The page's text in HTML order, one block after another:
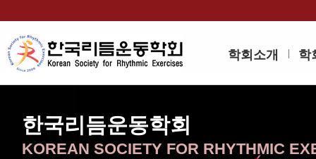
학회소개 학
한국리듬운동학회
KOREAN SOCIETY FOR RHYTHMIC